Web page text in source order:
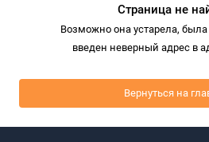
Страница не
Возможно она устарела,
введен неверный адрес в
Вернуться на